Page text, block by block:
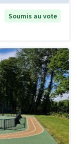
Soumis au vote